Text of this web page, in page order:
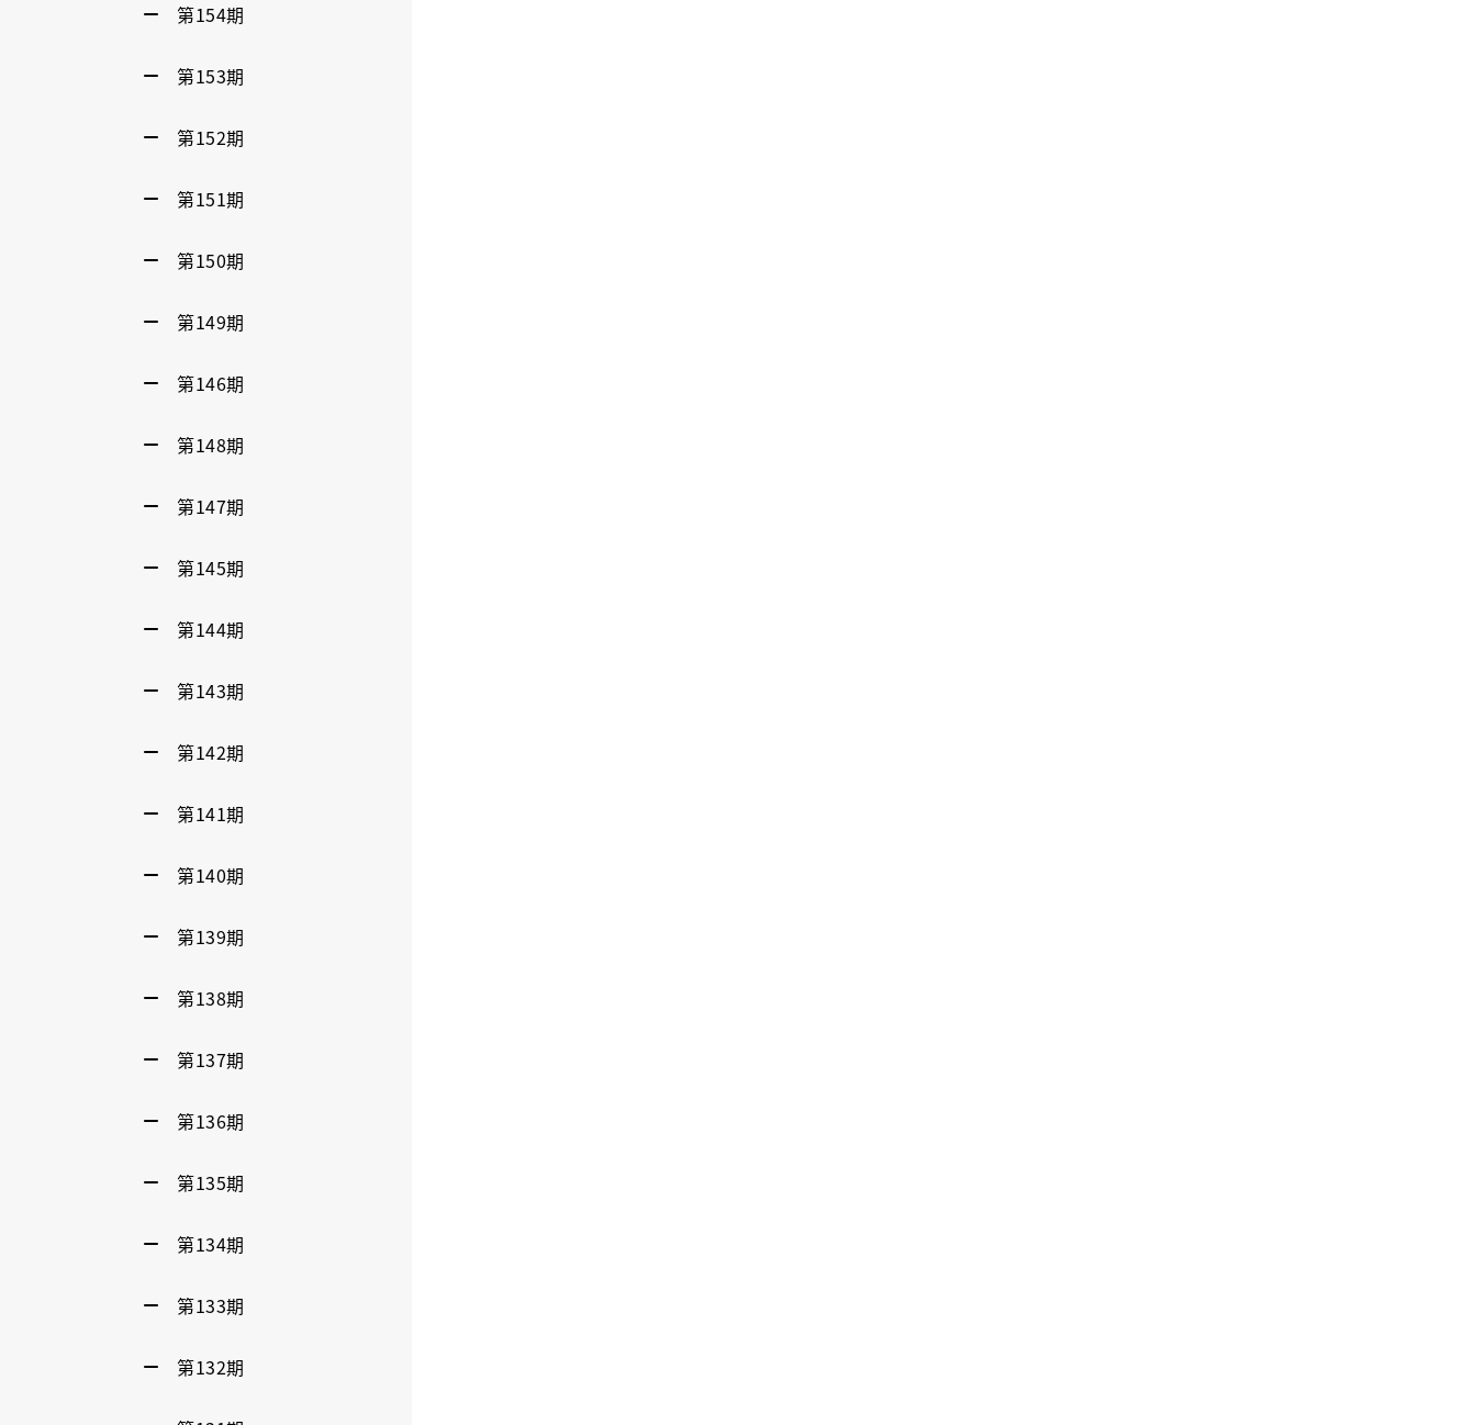
第154期
第153期
第152期
第151期
第150期
第149期
第146期
第148期
第147期
第145期
第144期
第143期
第142期
第141期
第140期
第139期
第138期
第137期
第136期
第135期
第134期
第133期
第132期